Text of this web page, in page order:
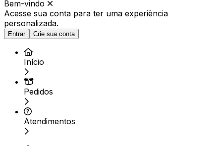
Bem-vindo
Acesse sua conta para ter uma experiência
personalizada.
Entrar Crie sua conta
Início
Pedidos
Atendimentos